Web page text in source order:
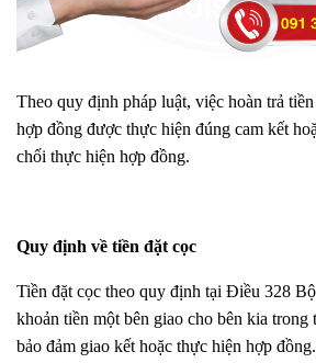
Theo quy định pháp luật, việc hoàn trả
hợp đồng được thực hiện đúng cam kết
chối thực hiện hợp đồng.
Quy định về tiền đặt cọc
Tiền đặt cọc theo quy định tại Điều 328
khoản tiền một bên giao cho bên kia trong
bảo đảm giao kết hoặc thực hiện hợp